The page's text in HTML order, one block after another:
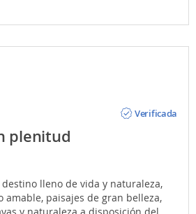
Verificada
plenitud
destino lleno de vida y naturaleza,
amable, paisajes de gran belleza,